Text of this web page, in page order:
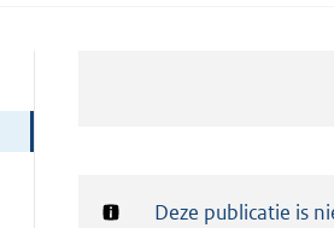
Notificatie:
Deze publicatie is